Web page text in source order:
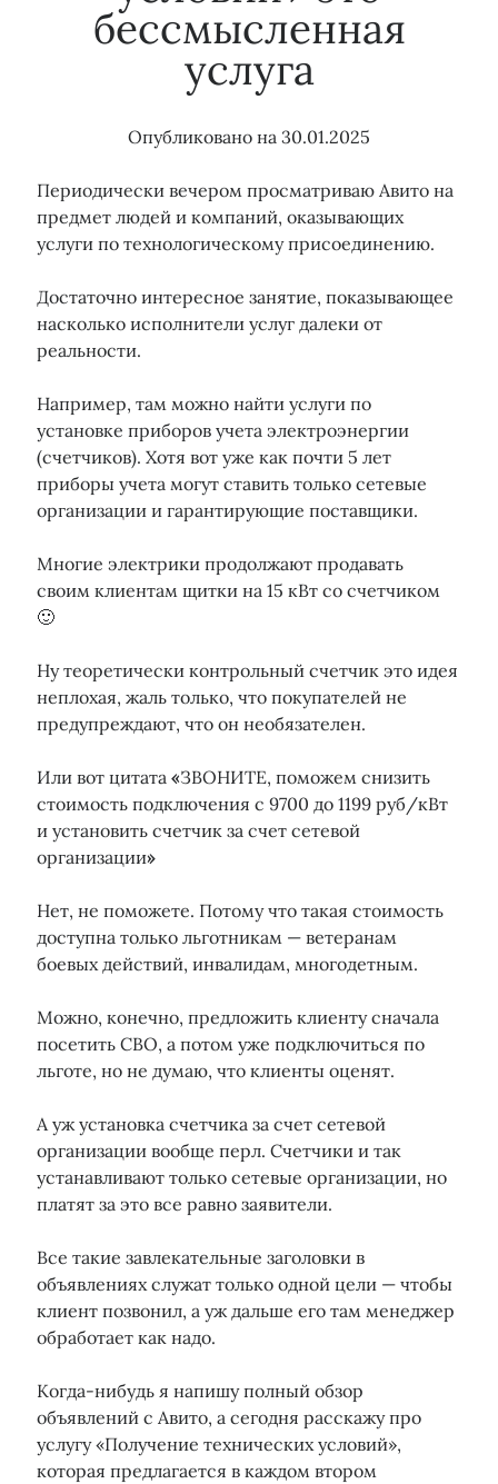
Водоотведение Водоснабжение Газ
Догазификация Договор энергоснабжения
Земля сельхозназначения
Консолидация объектов электроэнергии
Консолидация сетей
Льготы
Охранные зоны ПТЭЭП Подключение воды
Подключение газа
Подключение электричества
Проверка земельного участка Проект Росреестр
Россети СНТ Сетевая организация
Суд Тарифы Технические условия
Технологическое присоединение
Электрозарядки Электромобили многоквартирный дом
нежилое помещение
бессмысленная
услуга
Опубликовано на 30.01.2025
Периодически вечером просматриваю Авито на
предмет людей и компаний, оказывающих
услуги по технологическому присоединению.
Достаточно интересное занятие, показывающее
насколько исполнители услуг далеки от
реальности.
Например, там можно найти услуги по
установке приборов учета электроэнергии
(счетчиков). Хотя вот уже как почти 5 лет
приборы учета могут ставить только сетевые
организации и гарантирующие поставщики.
Многие электрики продолжают продавать
своим клиентам щитки на 15 кВт со счетчиком
🙂
Ну теоретически контрольный счетчик это идея
неплохая, жаль только, что покупателей не
предупреждают, что он необязателен.
Или вот цитата«ЗВОНИTE, пoмoжeм снизить
стоимость подключeния c 9700 до 1199 pуб/кBт
и уcтaнoвить счeтчик за cчет ceтeвoй
opганизации»
Нет, не поможете. Потому что такая стоимость
доступна только льготникам — ветеранам
боевых действий, инвалидам, многодетным.
Можно, конечно, предложить клиенту сначала
посетить СВО, а потом уже подключиться по
льготе, но не думаю, что клиенты оценят.
А уж установка счетчика за счет сетевой
организации вообще перл. Счетчики и так
устанавливают только сетевые организации, но
платят за это все равно заявители.
Все такие завлекательные заголовки в
объявлениях служат только одной цели — чтобы
клиент позвонил, а уж дальше его там менеджер
обработает как надо.
Когда-нибудь я напишу полный обзор
объявлений с Авито, а сегодня расскажу про
услугу «Получение технических условий»,
которая предлагается в каждом втором